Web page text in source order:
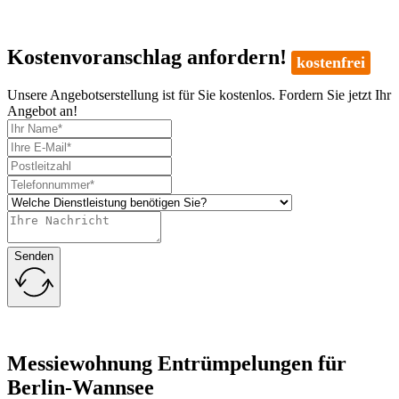
Kostenvoranschlag anfordern! kostenfrei
Unsere Angebotserstellung ist für Sie kostenlos. Fordern Sie jetzt Ihr
Angebot an!
Senden
Messiewohnung Entrümpelungen für
Berlin-Wannsee